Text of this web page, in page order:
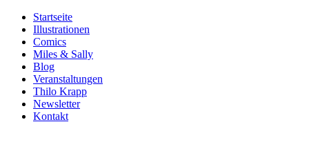
Startseite
Illustrationen
Comics
Miles & Sally
Blog
Veranstaltungen
Thilo Krapp
Newsletter
Kontakt